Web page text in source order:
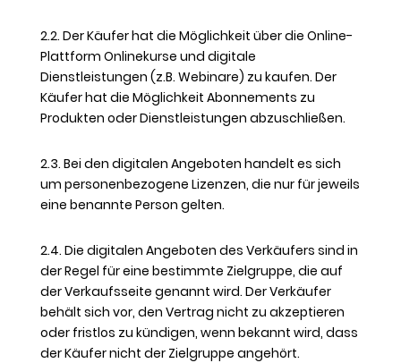
2.2. Der Käufer hat die Möglichkeit über die Online-
Plattform Onlinekurse und digitale
Dienstleistungen (z.B. Webinare) zu kaufen. Der
Käufer hat die Möglichkeit Abonnements zu
Produkten oder Dienstleistungen abzuschließen.
2.3. Bei den digitalen Angeboten handelt es sich
um personenbezogene Lizenzen, die nur für jeweils
eine benannte Person gelten.
2.4. Die digitalen Angeboten des Verkäufers sind in
der Regel für eine bestimmte Zielgruppe, die auf
der Verkaufsseite genannt wird. Der Verkäufer
behält sich vor, den Vertrag nicht zu akzeptieren
oder fristlos zu kündigen, wenn bekannt wird, dass
der Käufer nicht der Zielgruppe angehört.